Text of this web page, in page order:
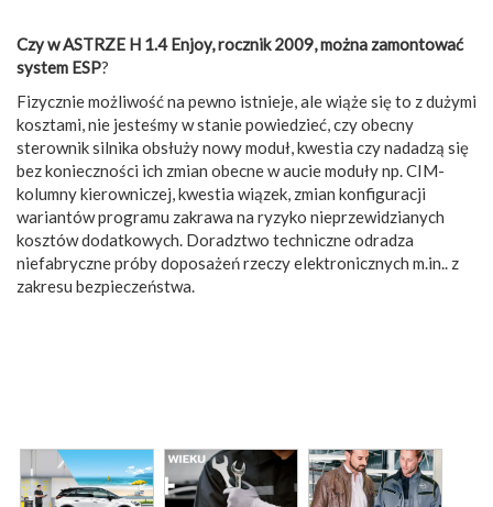
Czy w ASTRZE H 1.4 Enjoy, rocznik 2009, można zamontować
system ESP?
Fizycznie możliwość na pewno istnieje, ale wiąże się to z dużymi
kosztami, nie jesteśmy w stanie powiedzieć, czy obecny
sterownik silnika obsłuży nowy moduł, kwestia czy nadadzą się
bez konieczności ich zmian obecne w aucie moduły np. CIM-
kolumny kierowniczej, kwestia wiązek, zmian konfiguracji
wariantów programu zakrawa na ryzyko nieprzewidzianych
kosztów dodatkowych. Doradztwo techniczne odradza
niefabryczne próby doposażeń rzeczy elektronicznych m.in.. z
zakresu bezpieczeństwa.